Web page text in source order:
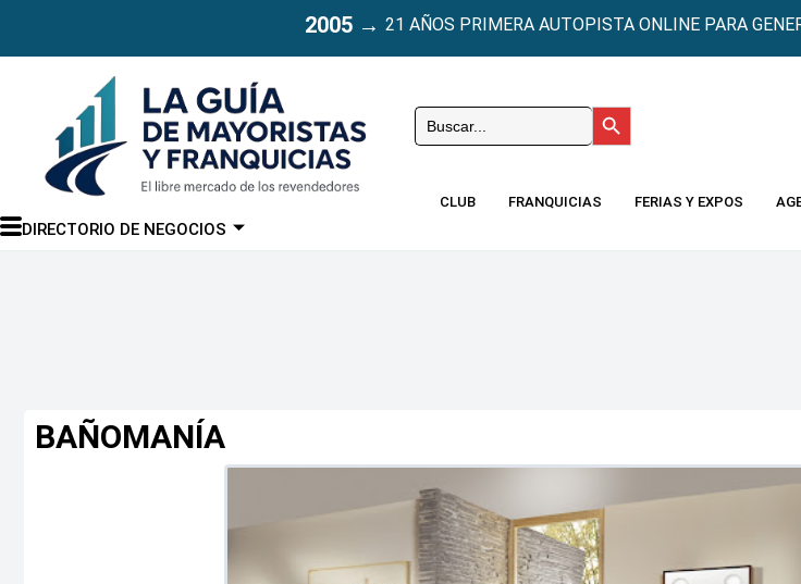
2005→ 21 AÑOS PRIMERA AUTOPISTA ONLINE PARA
DIRECTORIO DE NEGOCIOS
Buscar: Botón de búsqueda
CLUB FRANQUICIAS FERIAS Y EXPOS
BAÑOMANÍA